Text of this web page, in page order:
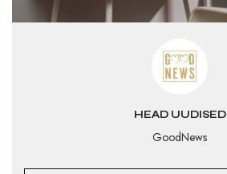
HEAD UUDISED
GoodNews